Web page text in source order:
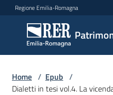
Vai al contenuto
Vai alla navigazione
Vai al footer
Regione Emilia-Romagna
Patrimonio
culturale
Argomenti
Home / Epub /
Dialetti in tesi vol.4. La